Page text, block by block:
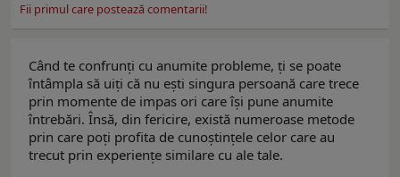
Fii primul care postează comentarii!
Când te confrunți cu anumite probleme, ți se poate
întâmpla să uiți că nu ești singura persoană care trece
prin momente de impas ori care își pune anumite
întrebări. Însă, din fericire, există numeroase metode
prin care poți profita de cunoștințele celor care au
trecut prin experiențe similare cu ale tale.